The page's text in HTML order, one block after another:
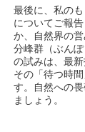
最後に、私の
についてご報
か、自然界の
分峰群（ぶん
の試みは、最
その「待つ時
す。自然への
ましょう。